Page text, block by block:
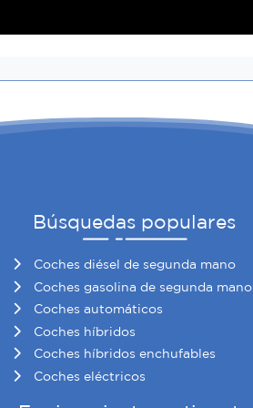
Búsquedas populares
Coches diésel de segunda mano
Coches gasolina de segunda mano
Coches automáticos
Coches híbridos
Coches híbridos enchufables
Coches eléctricos